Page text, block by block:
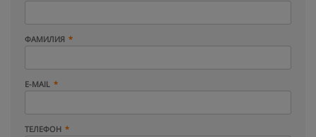
ФАМИЛИЯ
E-MAIL
ТЕЛЕФОН